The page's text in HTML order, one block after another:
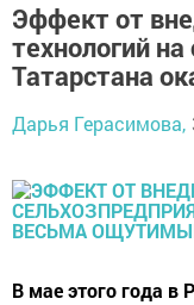
Эффект от
технологий
Татарстана
Дарья Герасимова,
В мае этого года в